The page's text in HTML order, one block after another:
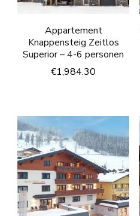
Appartement
Knappensteig Zeitlos
Superior – 4-6 personen
€1,984.30